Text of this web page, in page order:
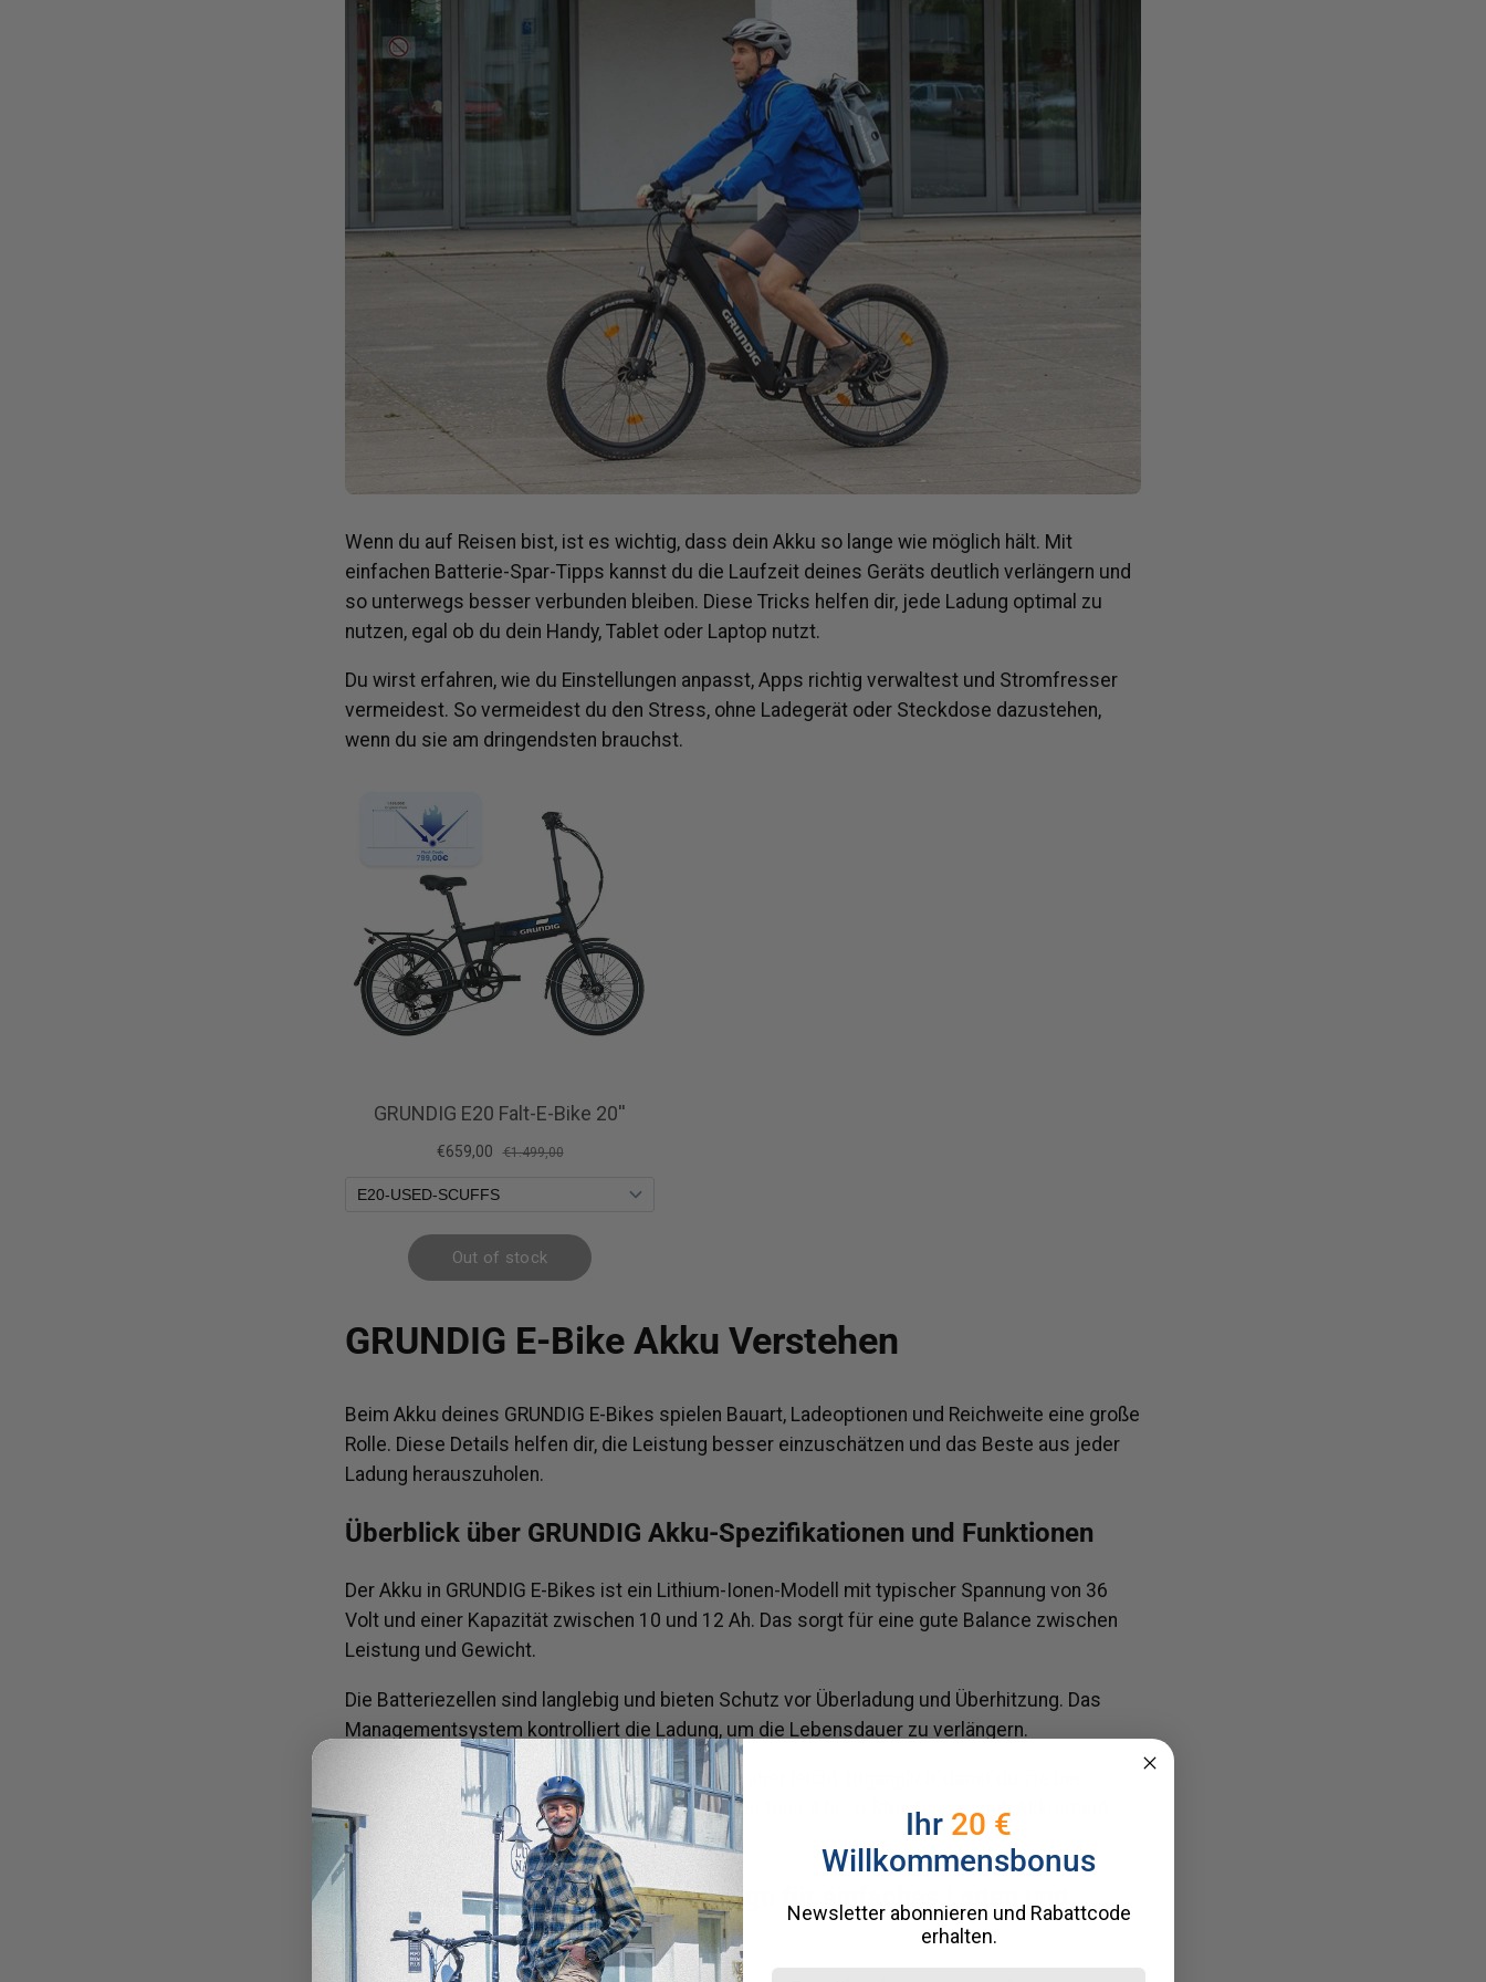
Wenn du auf Reisen bist, ist es wichtig, dass dein Akku so lange wie möglich hält. Mit
einfachen Batterie-Spar-Tipps kannst du die Laufzeit deines Geräts deutlich verlängern und
so unterwegs besser verbunden bleiben. Diese Tricks helfen dir, jede Ladung optimal zu
nutzen, egal ob du dein Handy, Tablet oder Laptop nutzt.
Du wirst erfahren, wie du Einstellungen anpasst, Apps richtig verwaltest und Stromfresser
vermeidest. So vermeidest du den Stress, ohne Ladegerät oder Steckdose dazustehen,
wenn du sie am dringendsten brauchst.
GRUNDIG E-Bike Akku Verstehen
Beim Akku deines GRUNDIG E-Bikes spielen Bauart, Ladeoptionen und Reichweite eine große
Rolle. Diese Details helfen dir, die Leistung besser einzuschätzen und das Beste aus jeder
Ladung herauszuholen.
Überblick über GRUNDIG Akku-Spezifikationen und Funktionen
Der Akku in GRUNDIG E-Bikes ist ein Lithium-Ionen-Modell mit typischer Spannung von 36
Volt und einer Kapazität zwischen 10 und 12 Ah. Das sorgt für eine gute Balance zwischen
Leistung und Gewicht.
Die Batteriezellen sind langlebig und bieten Schutz vor Überladung und Überhitzung. Das
Managementsystem kontrolliert die Ladung, um die Lebensdauer zu verlängern.
Diese Akkus sind oft fest am Rahmen verbaut, aber leicht zugänglich, damit du sie bei
Bedarf pflegen kannst. Die Ladezeit beträgt meistens 4 bis 6 Stunden, je nach Akkustand
und Ladestrom.
Abnehmbares Lithium-Ionen-Design für einfaches Laden und
Wartung
Ihr 20 €
Willkommensbonus
Newsletter abonnieren und Rabattcode
erhalten.